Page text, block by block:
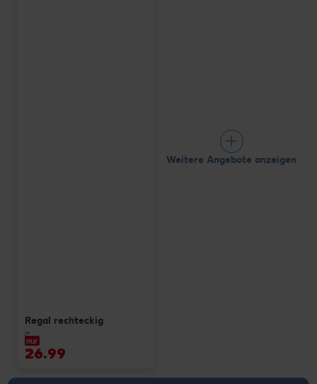
Regal rechteckig
je
nur
26.99
Weitere Angebote anzeigen